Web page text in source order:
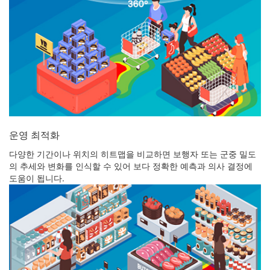
운영 최적화
다양한 기간이나 위치의 히트맵을 비교하면 보행자 또는 군중 밀도
의 추세와 변화를 인식할 수 있어 보다 정확한 예측과 의사 결정에
도움이 됩니다.